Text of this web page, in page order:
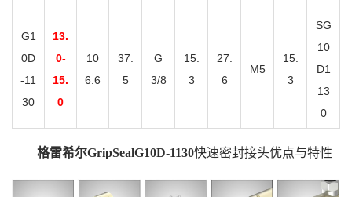
G1
0D
-11
30
13.
0-
15.
0
10
6.6
37.
5
G
3/8
15.
3
27.
6
M5
15.
3
SG
10
D1
13
0
格雷希尔GripSealG10D-1130快速密封接头优点与特性